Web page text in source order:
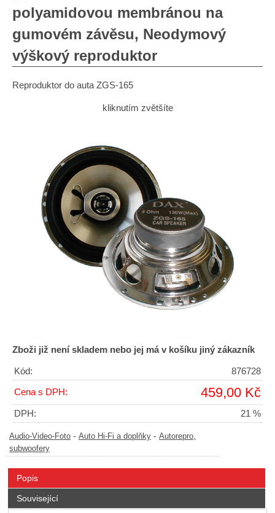
polyamidovou membránou na
gumovém závěsu, Neodymový
výškový reproduktor
Reproduktor do auta ZGS-165
kliknutím zvětšíte
Zboži již není skladem nebo jej má v košíku jiný zákazník
Kód: 876728
Cena s DPH: 459,00 Kč
DPH: 21 %
Audio-Video-Foto - Auto Hi-Fi a doplňky - Autorepro,
subwoofery
Popis
Související